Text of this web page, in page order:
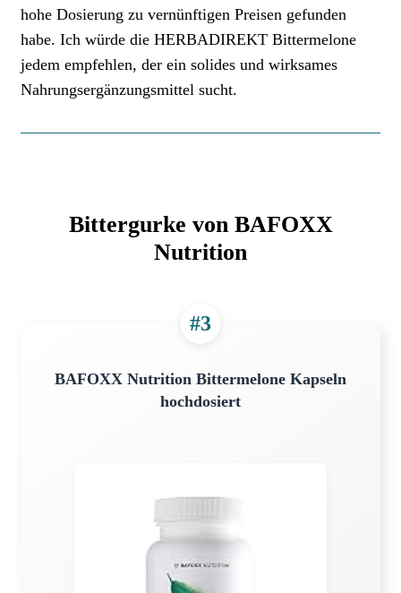
hohe Dosierung zu vernünftigen Preisen gefunden
habe. Ich würde die HERBADIREKT Bittermelone
jedem empfehlen, der ein solides und wirksames
Nahrungsergänzungsmittel sucht.
Bittergurke von BAFOXX
Nutrition
#3
BAFOXX Nutrition Bittermelone Kapseln
hochdosiert